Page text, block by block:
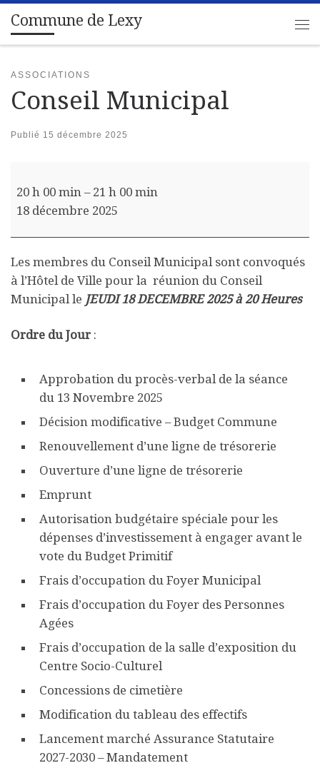
Passer au contenu
Commune de Lexy
ASSOCIATIONS
Conseil Municipal
Publié 15 décembre 2025
20 h 00 min – 21 h 00 min
18 décembre 2025
Les membres du Conseil Municipal sont convoqués
à l’Hôtel de Ville pour la réunion du Conseil
Municipal le JEUDI 18 DECEMBRE 2025 à 20 Heures
Ordre du Jour :
Approbation du procès-verbal de la séance
du 13 Novembre 2025
Décision modificative – Budget Commune
Renouvellement d’une ligne de trésorerie
Ouverture d’une ligne de trésorerie
Emprunt
Autorisation budgétaire spéciale pour les
dépenses d’investissement à engager avant le
vote du Budget Primitif
Frais d’occupation du Foyer Municipal
Frais d’occupation du Foyer des Personnes
Agées
Frais d’occupation de la salle d’exposition du
Centre Socio-Culturel
Concessions de cimetière
Modification du tableau des effectifs
Lancement marché Assurance Statutaire
2027-2030 – Mandatement